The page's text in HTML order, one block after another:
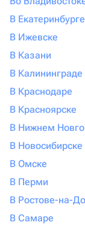
В Екатеринбурге
В Ижевске
В Казани
В Калининграде
В Краснодаре
В Красноярске
В Нижнем
В Новосибирске
В Омске
В Перми
В Ростове-на-
В Самаре